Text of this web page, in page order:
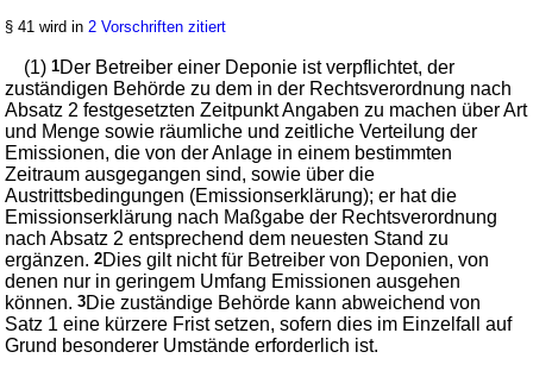
§ 41 wird in2 Vorschriften zitiert
(1)1Der Betreiber einer Deponie ist verpflichtet, der
zuständigen Behörde zu dem in der Rechtsverordnung nach
Absatz 2 festgesetzten Zeitpunkt Angaben zu machen über Art
und Menge sowie räumliche und zeitliche Verteilung der
Emissionen, die von der Anlage in einem bestimmten
Zeitraum ausgegangen sind, sowie über die
Austrittsbedingungen (Emissionserklärung); er hat die
Emissionserklärung nach Maßgabe der Rechtsverordnung
nach Absatz 2 entsprechend dem neuesten Stand zu
ergänzen.2Dies gilt nicht für Betreiber von Deponien, von
denen nur in geringem Umfang Emissionen ausgehen
können.3Die zuständige Behörde kann abweichend von
Satz 1 eine kürzere Frist setzen, sofern dies im Einzelfall auf
Grund besonderer Umstände erforderlich ist.